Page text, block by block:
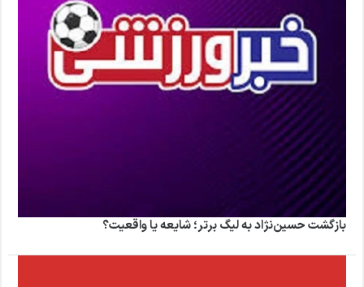
بازگشت حسین‌نژاد به لیگ برتر؛ شایعه یا واقعیت؟